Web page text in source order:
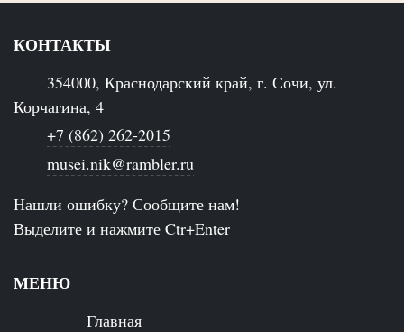
КОНТАКТЫ
354000, Краснодарский край, г. Сочи, ул.
Корчагина, 4
+7 (862) 262-2015
musei.nik@rambler.ru
Нашли ошибку? Сообщите нам!
Выделите и нажмите Ctr+Enter
МЕНЮ
Главная